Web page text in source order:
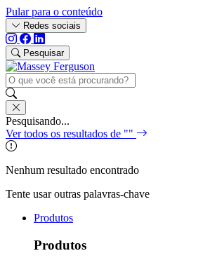
Pular para o conteúdo
Redes sociais
Pesquisar
Pesquisando...
Ver todos os resultados de ""
Nenhum resultado encontrado
Tente usar outras palavras-chave
Produtos
Produtos